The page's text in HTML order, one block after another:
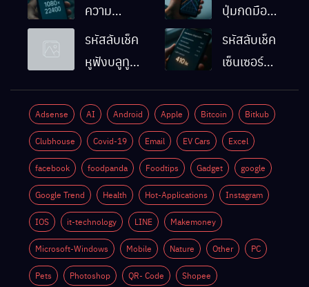
ความ
ละเอียดหน้า
จอมือถือ
ปุ่มกดมือถือ
Android
ทำงานปกติ
รหัสลับเช็ค
หูฟังบลูทูธ
Android
ด้วยตัวเอง
รหัสลับเช็ค
เซ็นเซอร์
Android
ทำงานปกติ
ไหม
Adsense AI Android Apple Bitcoin Bitkub
Clubhouse Covid-19 Email EV Cars Excel
facebook foodpanda Foodtips Gadget google
Google Trend Health Hot-Applications Instagram
IOS it-technology LINE Makemoney
Microsoft-Windows Mobile Nature Other PC
Pets Photoshop QR- Code Shopee